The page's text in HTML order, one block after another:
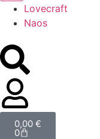
Lovecraft
Naos
0,00 €
0